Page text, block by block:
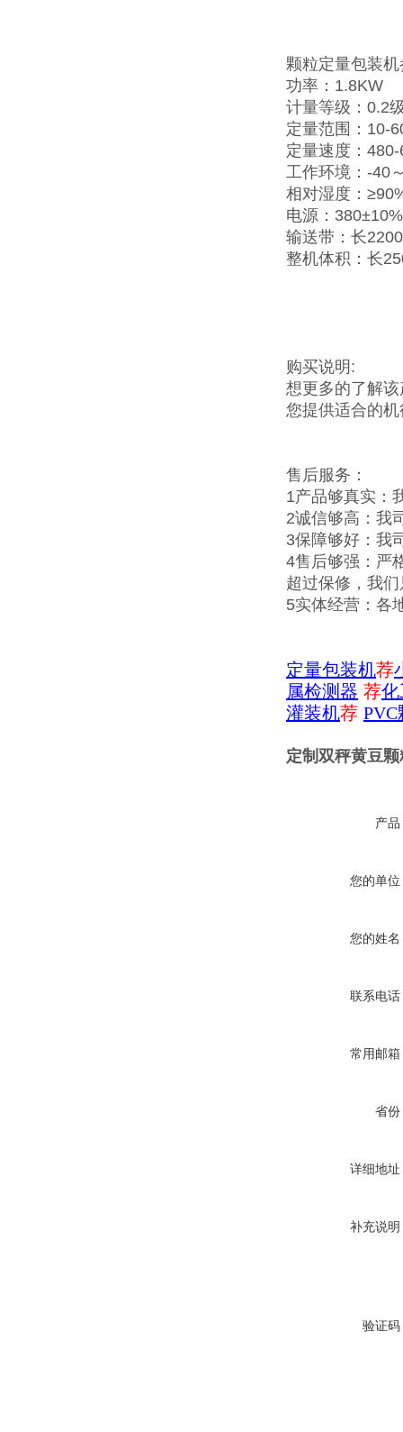
颗粒定量包装
功率：1.8KW
计量等级：0.2
定量范围：10-
定量速度：
工作环境：-40
相对湿度：
电源：
输送带：长
整机体积：长
购买说明:
想更多的了解
您提供适合的
售后服务：
1产品够真实：
2诚信够高：我
3保障够好：我
4售后够强：严
超过保修，我
5实体经营：各
定量包装机荐
属检测器 荐化
灌装机荐
定制双秤黄豆
产品
您的单位
您的姓名
联系电话
常用邮箱
省份
详细地址
补充说明
验证码